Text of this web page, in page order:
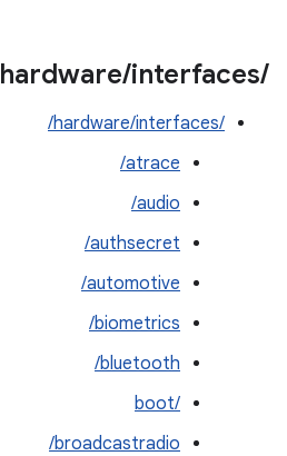
/
hardware/interfaces
/hardware/interfaces/
atrace/
audio/
authsecret/
automotive/
biometrics/
bluetooth/
boot/‎
broadcastradio/